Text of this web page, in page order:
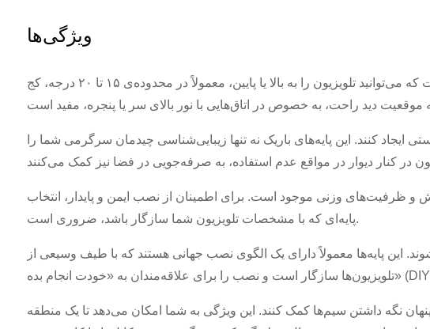
ویژگی‌ها
ویژگی برجسته‌ی پایه‌ی تلویزیون شیب‌دار، قابلیت تنظیم زاویه دید عمودی آن است. این بدان معناست که می‌توانید تلویزیون را به بالا یا پایین، معمولاً در محدوده‌ی ۱۵ تا ۲۰ درجه، کج
کنند. این پایه‌های باریک نه تنها زیبایی‌شناسی چیدمان سرگرمی شما را
و ظرفیت‌های وزنی موجود است. برای اطمینان از نصب ایمن و پایدار، انتخاب
پایه‌ای که با مشخصات تلویزیون شما سازگار باشد، ضروری است.
این پایه‌ها معمولاً دارای یک الگوی نصب جهانی هستند که با طیف وسیعی از
نگه داشتن سیم‌ها کمک کنند. این ویژگی به شما امکان می‌دهد تا یک منطقه
را تأیید کنید